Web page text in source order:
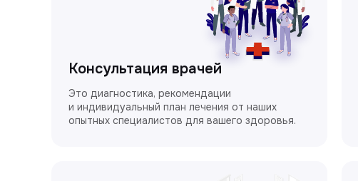
Консультация врачей
Это диагностика, рекомендации
и индивидуальный план лечения от наших
опытных специалистов для вашего здоровья.